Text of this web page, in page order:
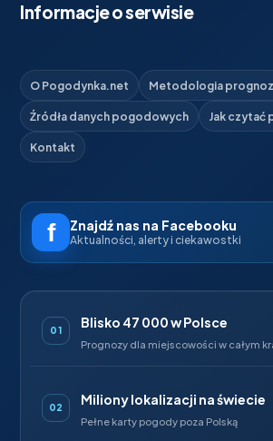
Informacje o serwisie
O Pogodynka.net Metodologia
Źródła danych pogodowych Jak czytać
Kontakt
Znajdź nas na Facebooku
Aktualności, alerty i ciekawostki
01 Blisko 47 000 w Polsce
Prognozy dla miejscowości w całym
02 Miliony lokalizacji na świecie
Pełne karty pogody poza Polską